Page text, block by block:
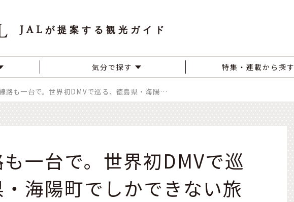
JAL が提案する観光ガイド
気分で探す 特集・連載から探す
道路も線路も一台で。世界初DMVで巡る、徳島県・海陽町でしかできない旅
一台で。世界初DMVで巡
海陽町でしかできない旅